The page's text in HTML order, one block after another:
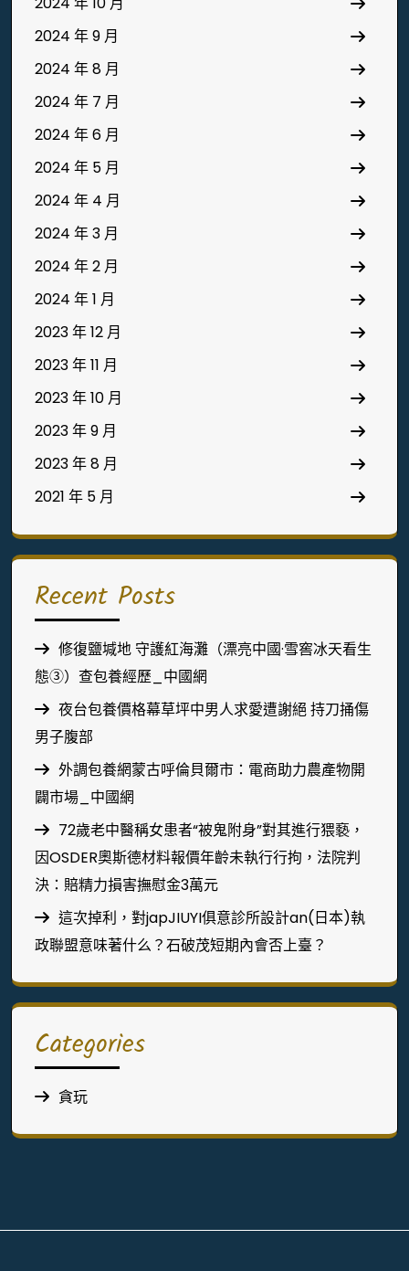
2024 年 9 月
2024 年 8 月
2024 年 7 月
2024 年 6 月
2024 年 5 月
2024 年 4 月
2024 年 3 月
2024 年 2 月
2024 年 1 月
2023 年 12 月
2023 年 11 月
2023 年 10 月
2023 年 9 月
2023 年 8 月
2021 年 5 月
Recent Posts
修復鹽堿地 守護紅海灘（漂亮中國·雪窖冰天看生
態③）查包養經歷_中國網
夜台包養價格幕草坪中男人求愛遭謝絕 持刀捅傷
男子腹部
外調包養網蒙古呼倫貝爾市：電商助力農產物開
闢市場_中國網
72歲老中醫稱女患者“被鬼附身”對其進行猥褻，
因OSDER奧斯德材料報價年齡未執行行拘，法院判
決：賠精力損害撫慰金3萬元
這次掉利，對japJIUYI俱意診所設計an(日本)執
政聯盟意味著什么？石破茂短期內會否上臺？
Categories
貪玩